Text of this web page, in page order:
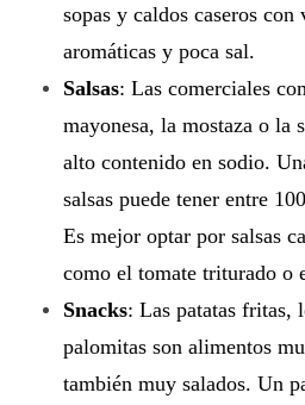
sopas y caldos caseros con
aromáticas y poca sal.
Salsas: Las comerciales
mayonesa, la mostaza o la
alto contenido en sodio.
salsas puede tener entre
Es mejor optar por salsas
como el tomate triturado o
Snacks: Las patatas fritas,
palomitas son alimentos
también muy salados. Un